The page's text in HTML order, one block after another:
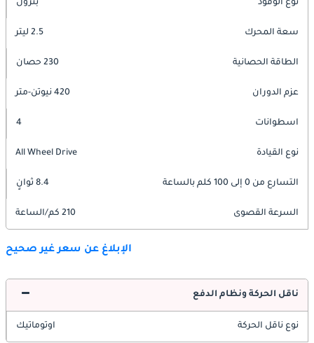
نوع الوقود بترول
سعة المحرك 2.5 ليتر
الطاقة الحصانية 230 حصان
عزم الدوران 420 نيوتن-متر
اسطوانات 4
نوع القيادة All Wheel Drive
التسارع من 0 إلى 100 كلم بالساعة 8.4 ثوانٍ
السرعة القصوى 210 كم/الساعة
الإبلاغ عن سعر غير صحيح
ناقل الحركة ونظام الدفع
نوع ناقل الحركة اوتوماتيك